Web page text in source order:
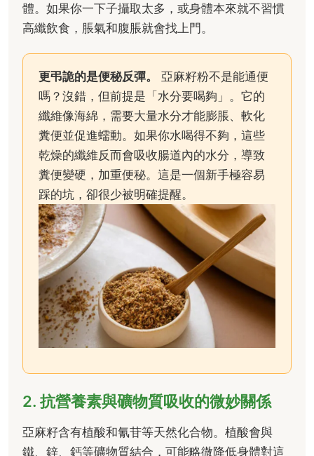
體。如果你一下子攝取太多，或身體本來就不習慣
高纖飲食，脹氣和腹脹就會找上門。
更弔詭的是便秘反彈。
亞麻籽粉不是能通便
嗎？沒錯，但前提是「水分要喝夠」。它的
纖維像海綿，需要大量水分才能膨脹、軟化
糞便並促進蠕動。如果你水喝得不夠，這些
乾燥的纖維反而會吸收腸道內的水分，導致
糞便變硬，加重便秘。這是一個新手極容易
踩的坑，卻很少被明確提醒。
2. 抗營養素與礦物質吸收的微妙關係
亞麻籽含有植酸和氰苷等天然化合物。植酸會與
鐵、鋅、鈣等礦物質結合，可能略微降低身體對這